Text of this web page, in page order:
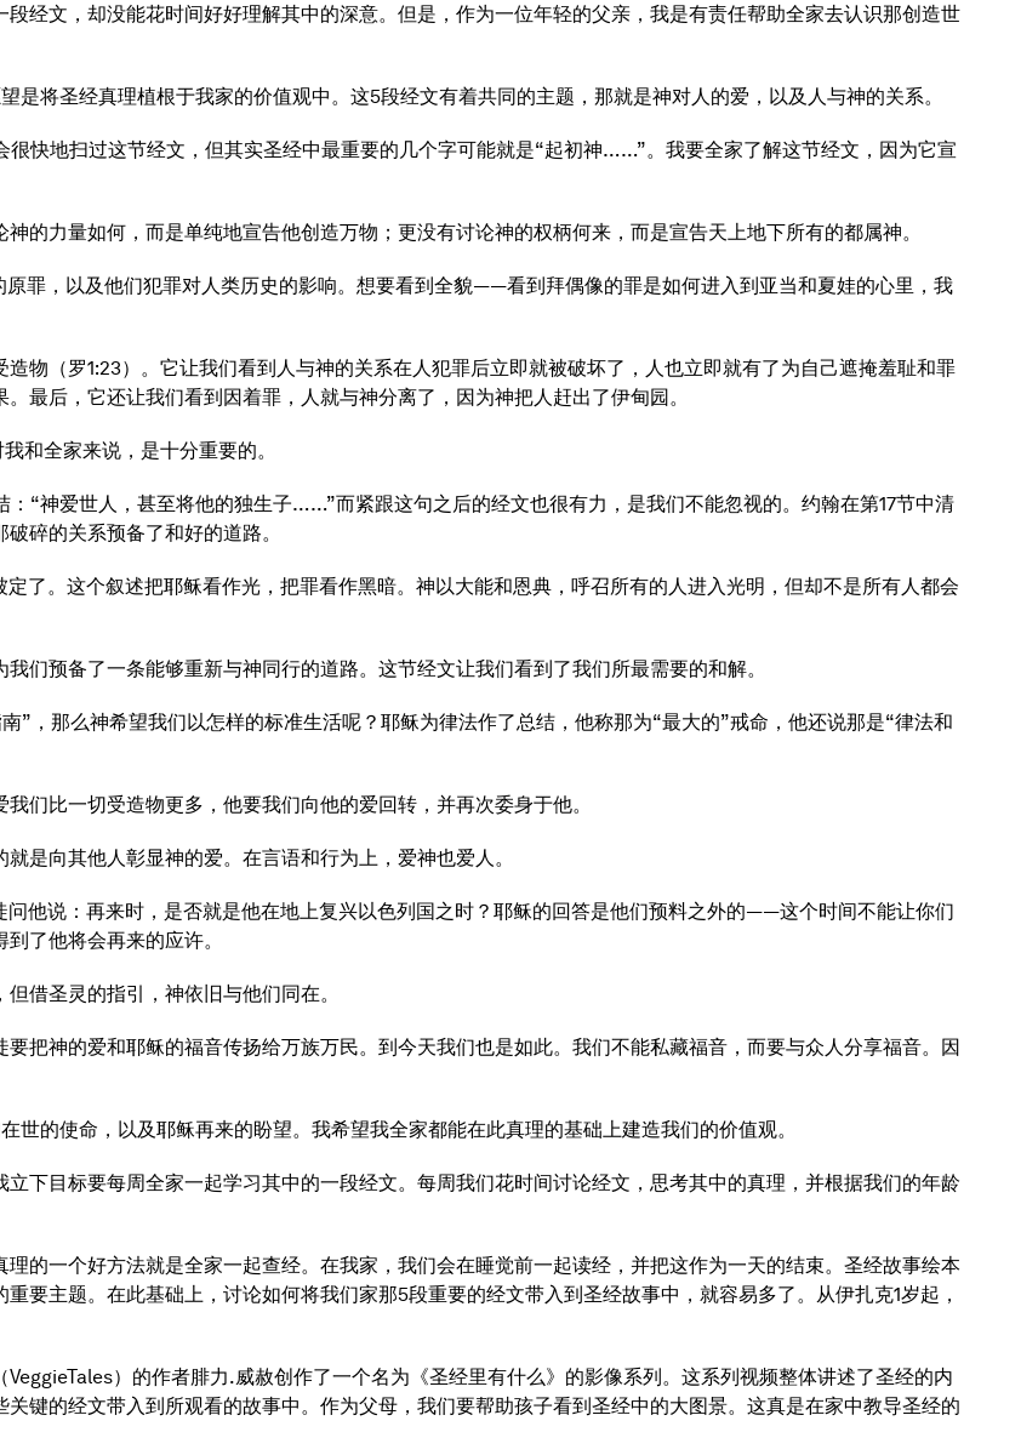
经文，却没能花时间好好理解其中的深意。但是，作为一位年轻的父亲，我是有责任帮助全家去认识那创造世
将圣经真理植根于我家的价值观中。这5段经文有着共同的主题，那就是神对人的爱，以及人与神的关系。
很快地扫过这节经文，但其实圣经中最重要的几个字可能就是“起初神……”。我要全家了解这节经文，因为它宣
的力量如何，而是单纯地宣告他创造万物；更没有讨论神的权柄何来，而是宣告天上地下所有的都属神。
罪，以及他们犯罪对人类历史的影响。想要看到全貌——看到拜偶像的罪是如何进入到亚当和夏娃的心里，我
物（罗1:23）。它让我们看到人与神的关系在人犯罪后立即就被破坏了，人也立即就有了为自己遮掩羞耻和罪
最后，它还让我们看到因着罪，人就与神分离了，因为神把人赶出了伊甸园。
和全家来说，是十分重要的。
：“神爱世人，甚至将他的独生子……”而紧跟这句之后的经文也很有力，是我们不能忽视的。约翰在第17节中清
碎的关系预备了和好的道路。
了。这个叙述把耶稣看作光，把罪看作黑暗。神以大能和恩典，呼召所有的人进入光明，但却不是所有人都会
们预备了一条能够重新与神同行的道路。这节经文让我们看到了我们所最需要的和解。
”，那么神希望我们以怎样的标准生活呢？耶稣为律法作了总结，他称那为“最大的”戒命，他还说那是“律法和
们比一切受造物更多，他要我们向他的爱回转，并再次委身于他。
是向其他人彰显神的爱。在言语和行为上，爱神也爱人。
问他说：再来时，是否就是他在地上复兴以色列国之时？耶稣的回答是他们预料之外的——这个时间不能让你们
了他将会再来的应许。
借圣灵的指引，神依旧与他们同在。
把神的爱和耶稣的福音传扬给万族万民。到今天我们也是如此。我们不能私藏福音，而要与众人分享福音。因
的使命，以及耶稣再来的盼望。我希望我全家都能在此真理的基础上建造我们的价值观。
下目标要每周全家一起学习其中的一段经文。每周我们花时间讨论经文，思考其中的真理，并根据我们的年龄
的一个好方法就是全家一起查经。在我家，我们会在睡觉前一起读经，并把这作为一天的结束。圣经故事绘本
要主题。在此基础上，讨论如何将我们家那5段重要的经文带入到圣经故事中，就容易多了。从伊扎克1岁起，
）的作者腓力.威赦创作了一个名为《圣经里有什么》的影像系列。这系列视频整体讲述了圣经的内
键的经文带入到所观看的故事中。作为父母，我们要帮助孩子看到圣经中的大图景。这真是在家中教导圣经的